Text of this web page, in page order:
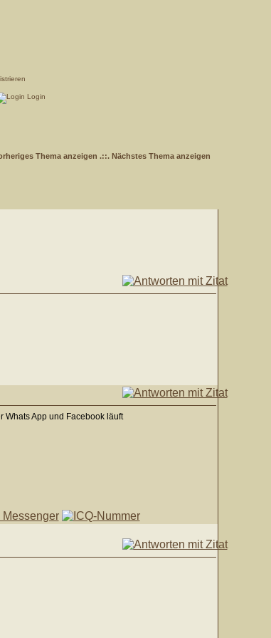
Login
Thema anzeigen .::. Nächstes Thema anzeigen
Whats App und Facebook läuft